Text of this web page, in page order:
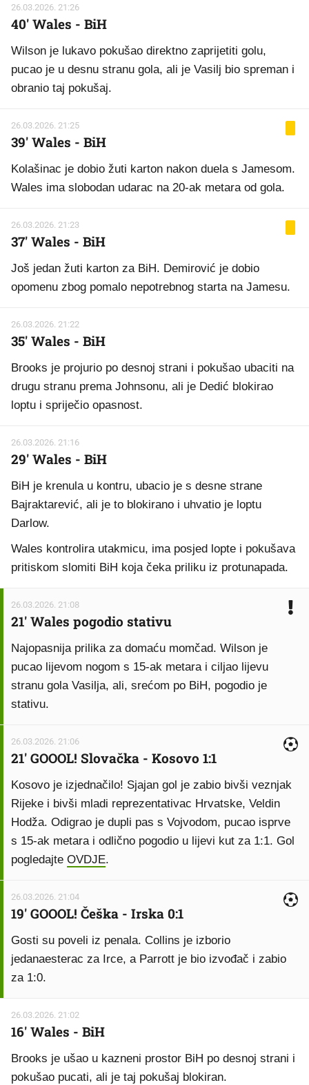
26.03.2026. 21:26
40' Wales - BiH
Wilson je lukavo pokušao direktno zaprijetiti golu,
pucao je u desnu stranu gola, ali je Vasilj bio spreman i
obranio taj pokušaj.
26.03.2026. 21:25
39' Wales - BiH
Kolašinac je dobio žuti karton nakon duela s Jamesom.
Wales ima slobodan udarac na 20-ak metara od gola.
26.03.2026. 21:23
37' Wales - BiH
Još jedan žuti karton za BiH. Demirović je dobio
opomenu zbog pomalo nepotrebnog starta na Jamesu.
26.03.2026. 21:22
35' Wales - BiH
Brooks je projurio po desnoj strani i pokušao ubaciti na
drugu stranu prema Johnsonu, ali je Dedić blokirao
loptu i spriječio opasnost.
26.03.2026. 21:16
29' Wales - BiH
BiH je krenula u kontru, ubacio je s desne strane
Bajraktarević, ali je to blokirano i uhvatio je loptu
Darlow.
Wales kontrolira utakmicu, ima posjed lopte i pokušava
pritiskom slomiti BiH koja čeka priliku iz protunapada.
26.03.2026. 21:08
21' Wales pogodio stativu
Najopasnija prilika za domaću momčad. Wilson je
pucao lijevom nogom s 15-ak metara i ciljao lijevu
stranu gola Vasilja, ali, srećom po BiH, pogodio je
stativu.
26.03.2026. 21:06
21' GOOOL! Slovačka - Kosovo 1:1
Kosovo je izjednačilo! Sjajan gol je zabio bivši veznjak
Rijeke i bivši mladi reprezentativac Hrvatske, Veldin
Hodža. Odigrao je dupli pas s Vojvodom, pucao isprve
s 15-ak metara i odlično pogodio u lijevi kut za 1:1. Gol
pogledajte OVDJE.
26.03.2026. 21:04
19' GOOOL! Češka - Irska 0:1
Gosti su poveli iz penala. Collins je izborio
jedanaesterac za Irce, a Parrott je bio izvođač i zabio
za 1:0.
26.03.2026. 21:02
16' Wales - BiH
Brooks je ušao u kazneni prostor BiH po desnoj strani i
pokušao pucati, ali je taj pokušaj blokiran.